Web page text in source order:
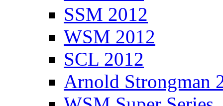
SSM 2012
WSM 2012
SCL 2012
Arnold Strongman